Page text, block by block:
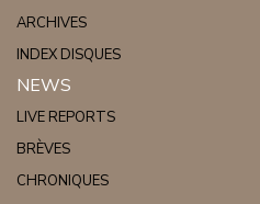
ARCHIVES
INDEX DISQUES
NEWS
LIVE REPORTS
BRÈVES
CHRONIQUES